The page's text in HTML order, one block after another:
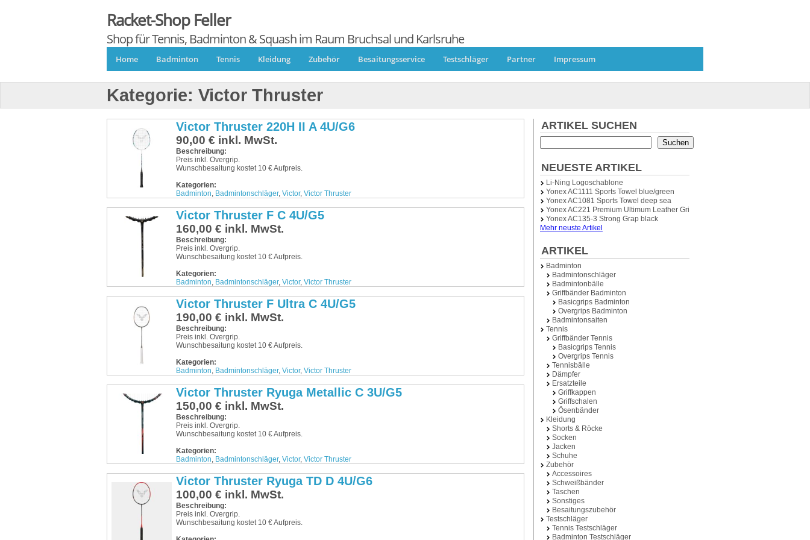
Racket-Shop Feller
Shop für Tennis, Badminton & Squash im Raum Bruchsal und Karlsruhe
Home Badminton Tennis Kleidung Zubehör Besaitungsservice Testschläger Partner Impressum
Kategorie: Victor Thruster
Victor Thruster 220H II A 4U/G6
90,00 € inkl. MwSt.
Beschreibung:
Preis inkl. Overgrip.
Wunschbesaitung kostet 10 € Aufpreis.
Kategorien:
Badminton, Badmintonschläger, Victor, Victor Thruster
Victor Thruster F C 4U/G5
160,00 € inkl. MwSt.
Beschreibung:
Preis inkl. Overgrip.
Wunschbesaitung kostet 10 € Aufpreis.
Kategorien:
Badminton, Badmintonschläger, Victor, Victor Thruster
Victor Thruster F Ultra C 4U/G5
190,00 € inkl. MwSt.
Beschreibung:
Preis inkl. Overgrip.
Wunschbesaitung kostet 10 € Aufpreis.
Kategorien:
Badminton, Badmintonschläger, Victor, Victor Thruster
Victor Thruster Ryuga Metallic C 3U/G5
150,00 € inkl. MwSt.
Beschreibung:
Preis inkl. Overgrip.
Wunschbesaitung kostet 10 € Aufpreis.
Kategorien:
Badminton, Badmintonschläger, Victor, Victor Thruster
Victor Thruster Ryuga TD D 4U/G6
100,00 € inkl. MwSt.
Beschreibung:
Preis inkl. Overgrip.
Wunschbesaitung kostet 10 € Aufpreis.
ARTIKEL SUCHEN
Suchen
NEUESTE ARTIKEL
Li-Ning Logoschablone
Yonex AC1111 Sports Towel blue/green
Yonex AC1081 Sports Towel deep sea
Yonex AC221 Premium Ultimum Leather Grip (Ledergriffband)
Yonex AC135-3 Strong Grap black
Mehr neuste Artikel
ARTIKEL
Badminton
Badmintonschläger
Badmintonbälle
Griffbänder Badminton
Basicgrips Badminton
Overgrips Badminton
Badmintonsaiten
Tennis
Griffbänder Tennis
Basicgrips Tennis
Overgrips Tennis
Tennisbälle
Dämpfer
Ersatzteile
Griffkappen
Griffschalen
Ösenbänder
Kleidung
Shorts & Röcke
Socken
Jacken
Schuhe
Zubehör
Accessoires
Schweißbänder
Taschen
Sonstiges
Besaitungszubehör
Testschläger
Tennis Testschläger
Badminton Testschläger